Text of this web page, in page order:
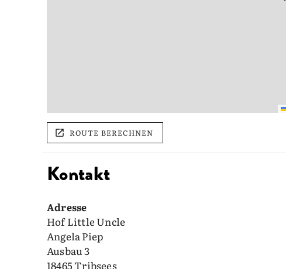
ROUTE BERECHNEN
Kontakt
Adresse
Hof Little Uncle
Angela Piep
Ausbau 3
18465 Tribsees